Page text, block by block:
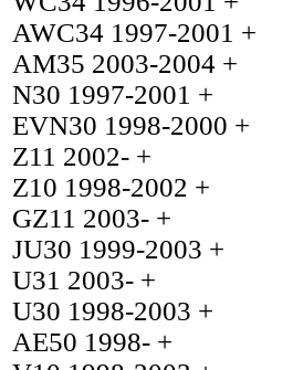
AWC34 1997-2001 +
AM35 2003-2004 +
N30 1997-2001 +
EVN30 1998-2000 +
Z11 2002- +
Z10 1998-2002 +
GZ11 2003- +
JU30 1999-2003 +
U31 2003- +
U30 1998-2003 +
AE50 1998- +